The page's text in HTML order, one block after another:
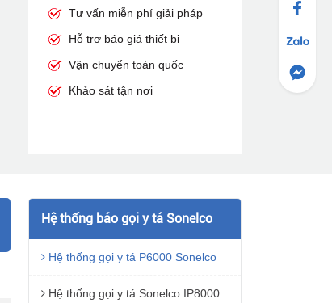
Tư vấn miễn phí giải pháp
Hỗ trợ báo giá thiết bị
Vận chuyển toàn quốc
Khảo sát tận nơi
Hệ thống báo gọi y tá Sonelco
Hệ thống gọi y tá P6000 Sonelco
Hệ thống gọi y tá Sonelco IP8000